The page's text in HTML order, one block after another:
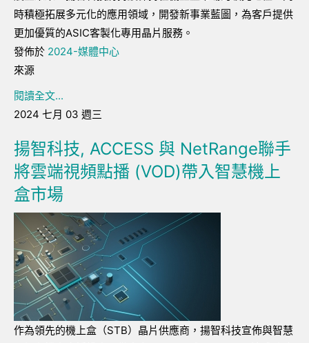
時積極拓展多元化的應用領域，開發新事業藍圖，為客戶提供
更加優質的ASIC客製化專用晶片服務。
發佈於 2024-媒體中心
來源
閱讀全文...
2024 七月 03 週三
揚智科技, ACCESS 與 NetRange聯手
將雲端視頻點播 (VOD)帶入智慧機上
盒市場
作為領先的機上盒（STB）晶片供應商，揚智科技宣佈與智慧